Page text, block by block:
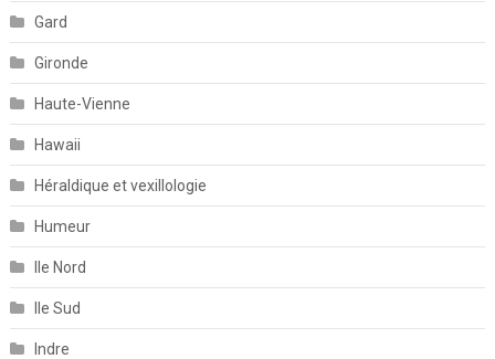
Gard
Gironde
Haute-Vienne
Hawaii
Héraldique et vexillologie
Humeur
Ile Nord
Ile Sud
Indre